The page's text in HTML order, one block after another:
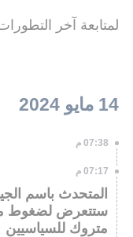
لمتابعة آخر
14 مايو 2024
07:38 م
07:17 م
المتحدث باسم
ستتعرض لضغوط من
متروك للسياسيين